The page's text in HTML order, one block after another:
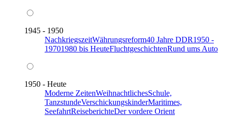
1945 - 1950
NachkriegszeitWährungsreform40 Jahre DDR1950 -
19701980 bis HeuteFluchtgeschichtenRund ums Auto
1950 - Heute
Moderne ZeitenWeihnachtlichesSchule,
TanzstundeVerschickungskinderMaritimes,
SeefahrtReiseberichteDer vordere Orient